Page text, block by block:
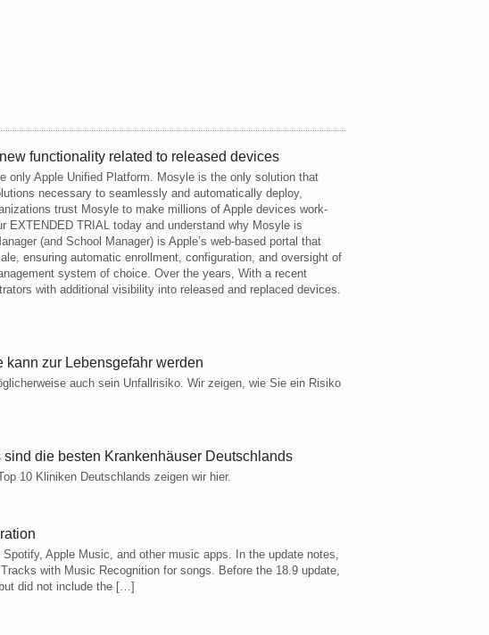
functionality related to released devices
Apple Unified Platform. Mosyle is the only solution that
necessary to seamlessly and automatically deploy,
trust Mosyle to make millions of Apple devices work-
EXTENDED TRIAL today and understand why Mosyle is
(and School Manager) is Apple’s web-based portal that
ensuring automatic enrollment, configuration, and oversight of
system of choice. Over the years, With a recent
with additional visibility into released and replaced devices.
zur Lebensgefahr werden
auch sein Unfallrisiko. Wir zeigen, wie Sie ein Risiko
die besten Krankenhäuser Deutschlands
10 Kliniken Deutschlands zeigen wir hier.
Apple Music, and other music apps. In the update notes,
with Music Recognition for songs. Before the 18.9 update,
did not include the […]